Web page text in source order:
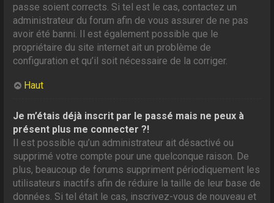
passe soient corrects. Si tel est le cas, contactez un
administrateur du forum afin de vous assurer de ne pas
avoir été banni. Il est également possible que le
propriétaire du site internet ait un problème de
configuration et qu’il soit nécessaire de la corriger.
Haut
Je m’étais déjà inscrit par le passé mais ne peux à
présent plus me connecter ?!
Il est possible qu’un administrateur ait désactivé ou
supprimé votre compte pour une quelconque raison. De
plus, beaucoup de forums suppriment périodiquement les
utilisateurs inactifs afin de réduire la taille de leur base de
données. Si tel était le cas, inscrivez-vous de nouveau et